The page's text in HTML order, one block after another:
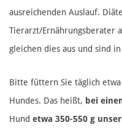
ausreichenden Auslauf.
Tierarzt/Ernährungsberater
gleichen dies aus und sind
Bitte füttern Sie täglich etwa
Hundes. Das heißt, bei
Hund etwa 350-550 g